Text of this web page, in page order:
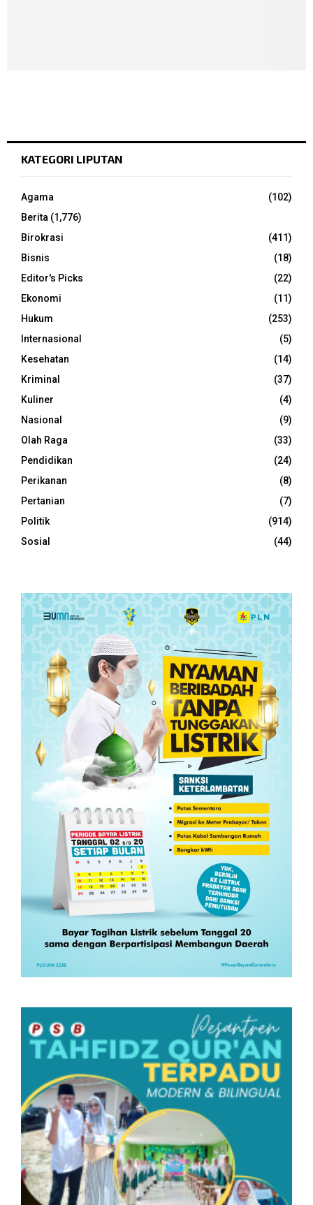
KATEGORI LIPUTAN
Agama
(102)
Berita (1,776)
Birokrasi
(411)
Bisnis
(18)
Editor's Picks
(22)
Ekonomi
(11)
Hukum
(253)
Internasional
(5)
Kesehatan
(14)
Kriminal
(37)
Kuliner
(4)
Nasional
(9)
Olah Raga
(33)
Pendidikan
(24)
Perikanan
(8)
Pertanian
(7)
Politik
(914)
Sosial
(44)